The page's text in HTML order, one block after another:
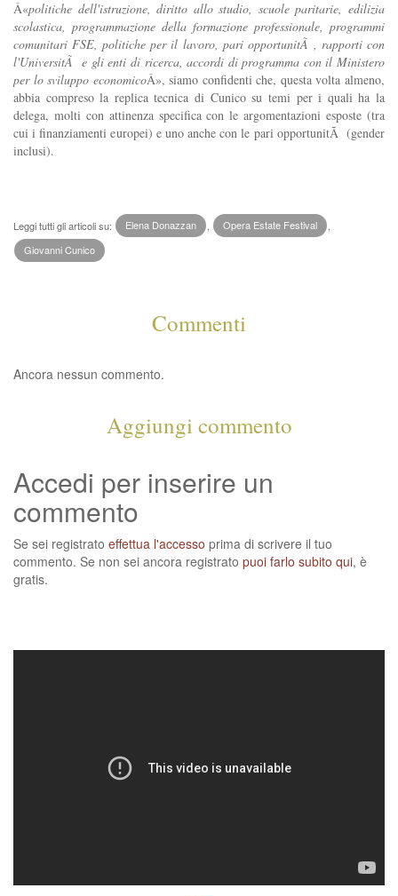
Â«politiche dell'istruzione, diritto allo studio, scuole paritarie, edilizia
scolastica, programmazione della formazione professionale, programmi
comunitari FSE, politiche per il lavoro, pari opportunitÃ , rapporti con
l'UniversitÃ e gli enti di ricerca, accordi di programma con il Ministero
per lo sviluppo economicoÂ», siamo confidenti che, questa volta almeno,
abbia compreso la replica tecnica di Cunico su temi per i quali ha la
delega, molti con attinenza specifica con le argomentazioni esposte (tra
cui i finanziamenti europei) e uno anche con le pari opportunitÃ (gender
inclusi).
Leggi tutti gli articoli su: Elena Donazzan Opera Estate Festival
Giovanni Cunico
Commenti
Ancora nessun commento.
Aggiungi commento
Accedi per inserire un
commento
Se sei registrato effettua l'accesso prima di scrivere il tuo
commento. Se non sei ancora registrato puoi farlo subito qui, è
gratis.